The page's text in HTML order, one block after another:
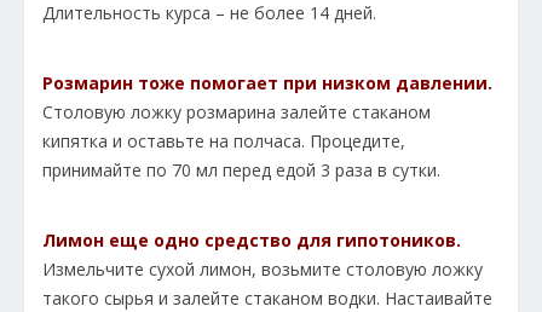
Длительность курса – не более 14 дней.
Розмарин тоже помогает при низком давлении.
Столовую ложку розмарина залейте стаканом
кипятка и оставьте на полчаса. Процедите,
принимайте по 70 мл перед едой 3 раза в сутки.
Лимон еще одно средство для гипотоников.
Измельчите сухой лимон, возьмите столовую ложку
такого сырья и залейте стаканом водки. Настаивайте